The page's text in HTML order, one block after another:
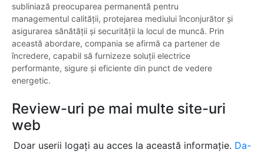
subliniază preocuparea permanentă pentru
managementul calității, protejarea mediului înconjurător și
asigurarea sănătății și securității la locul de muncă. Prin
această abordare, compania se afirmă ca partener de
încredere, capabil să furnizeze soluții electrice
performante, sigure și eficiente din punct de vedere
energetic.
Review-uri pe mai multe site-uri
web
Doar userii logați au acces la această informație. Da-